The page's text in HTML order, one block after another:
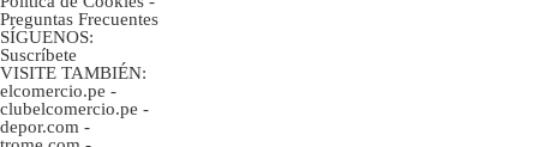
Preguntas Frecuentes
SÍGUENOS:
Suscríbete
VISITE TAMBIÉN:
elcomercio.pe -
clubelcomercio.pe -
depor.com -